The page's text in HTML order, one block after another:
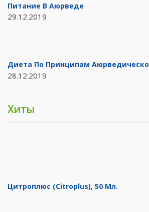
Питание В Аюрведе
29.12.2019
Диета По Принципам
28.12.2019
Хиты
Цитроплюс (Citroplus), 50 Мл.